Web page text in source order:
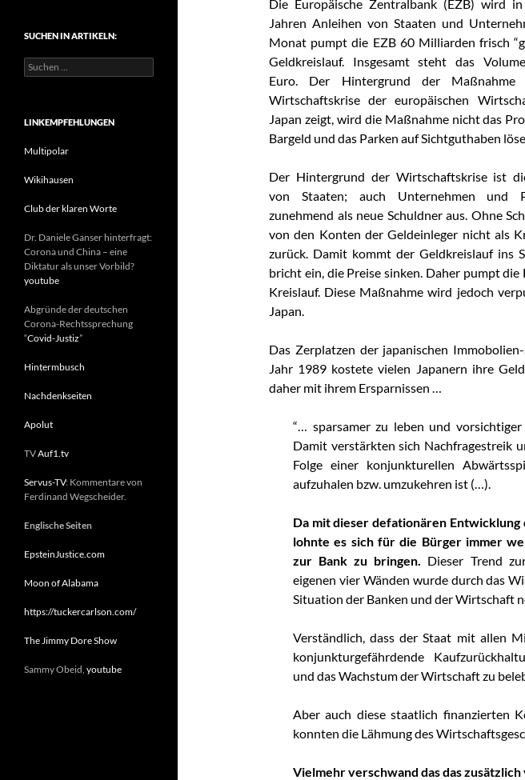
Die Europäische Zentralbank (EZB) wird
Jahren Anleihen von Staaten und
Monat pumpt die EZB60 Milliarden frisch
Geldkreislauf. Insgesamt steht das
Euro. Der Hintergrund der
Wirtschaftskrise der europäischen
Japan zeigt, wird die Maßnahme nicht das
Bargeld und das Parken auf Sichtguthaben
Der Hintergrund der Wirtschaftskrise ist
von Staaten; auch Unternehmen und
zunehmend als neue Schuldner aus. Ohne
von den Konten der Geldeinleger nicht als
zurück. Damit kommt der Geldkreislauf ins
bricht ein, die Preise sinken. Daher pumpt die
Kreislauf. Diese Maßnahme wird jedoch
Japan.
Das Zerplatzen der japanischen
Jahr 1989 kostete vielen Japanern ihre
daher mit ihrem Ersparnissen …
“… sparsamer zu leben und
Damit verstärkten sich Nachfragestreik
Folge einer konjunkturellen
aufzuhalen bzw. umzukehren ist (…).
Da mit dieser defationären Entwicklung
lohnte es sich für die Bürger immer
zur Bank zu bringen. Dieser Trend
eigenen vier Wänden wurde durch das
Situation der Banken und der Wirtschaft
Verständlich, dass der Staat mit allen
konjunkturgefährdende
und das Wachstum der Wirtschaft zu
Aber auch diese staatlich finanzierten
konnten die Lähmung des
Vielmehr verschwand das das zusätzlich
g
SUCHEN IN ARTIKELN:
S
u
e
n
c
:
LINKEMPFEHLUNGEN
Multipolar
Wikihausen
Club der klaren Worte
Dr. Daniele Ganser hinterfragt:
Corona und China – eine
Diktatur als unser Vorbild?
youtube
Abgründe der deutschen
Corona-Rechtssprechung
“Covid-Justiz”
Hintermbusch
Nachdenkseiten
Apolut
TVAuf1.tv
Servus-TV: Kommentare von
Ferdinand Wegscheider.
Englische Seiten
EpsteinJustice.com
Moon of Alabama
https://tuckercarlson.com/
The Jimmy Dore Show
Sammy Obeid, youtube